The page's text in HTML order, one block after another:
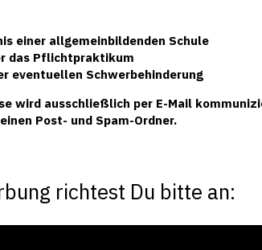
einer allgemeinbildenden Schule
das Pflichtpraktikum
eventuellen Schwerbehinderung
wird ausschließlich per E-Mail
Post- und Spam-Ordner.
richtest Du bitte an: